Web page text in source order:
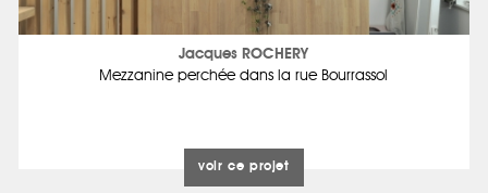
Jacques ROCHERY
Mezzanine perchée dans la rue Bourrassol
voir ce projet